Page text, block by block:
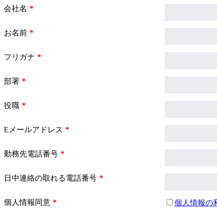
会社名
お名前
フリガナ
部署
役職
Eメールアドレス
勤務先電話番号
日中連絡の取れる電話番号
個人情報同意 個人情報の